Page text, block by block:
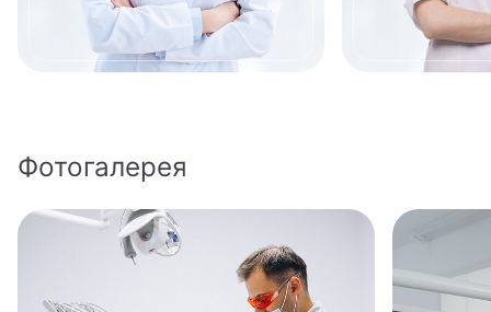
Фотогалерея
Дерматолог
Детский анестезиолог-реаниматолог
Детский аритмолог